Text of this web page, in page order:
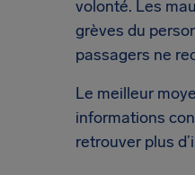
volonté. Les
grèves du
passagers ne
Le meilleur
informations
retrouver plus